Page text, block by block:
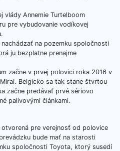
vlády Annemie Turtelboom
pre vybudovanie vodíkovej
na pozemku spoločnosti
ju bezplatne prenajme
začne v prvej polovici roka 2016 v
Belgicko sa tak stane štvrtou
začne predávať prvé sériovo
palivovými článkami.
pre verejnosť od polovice
bude mať na starosti
spoločnosti Toyota, ktorý susedí